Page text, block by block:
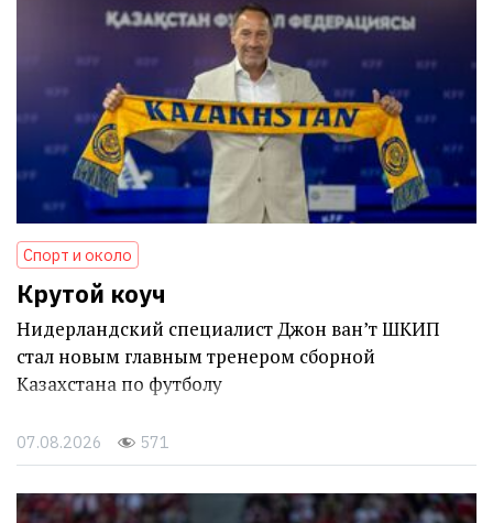
Спорт и около
Крутой коуч
Нидерландский специалист Джон ван’т ШКИП
стал новым главным тренером сборной
Казахстана по футболу
07.08.2026 571